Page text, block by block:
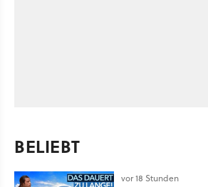
BELIEBT
vor 18 Stunden